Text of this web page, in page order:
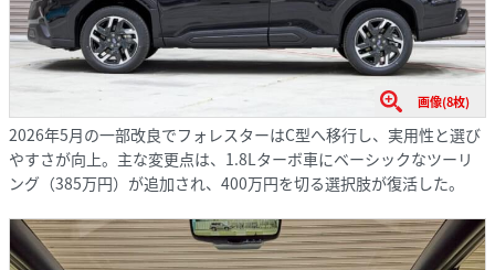
画像(8枚)
2026年5月の一部改良でフォレスターはC型へ移行し、実用性と選び
やすさが向上。主な変更点は、1.8Lターボ車にベーシックなツーリ
ング（385万円）が追加され、400万円を切る選択肢が復活した。